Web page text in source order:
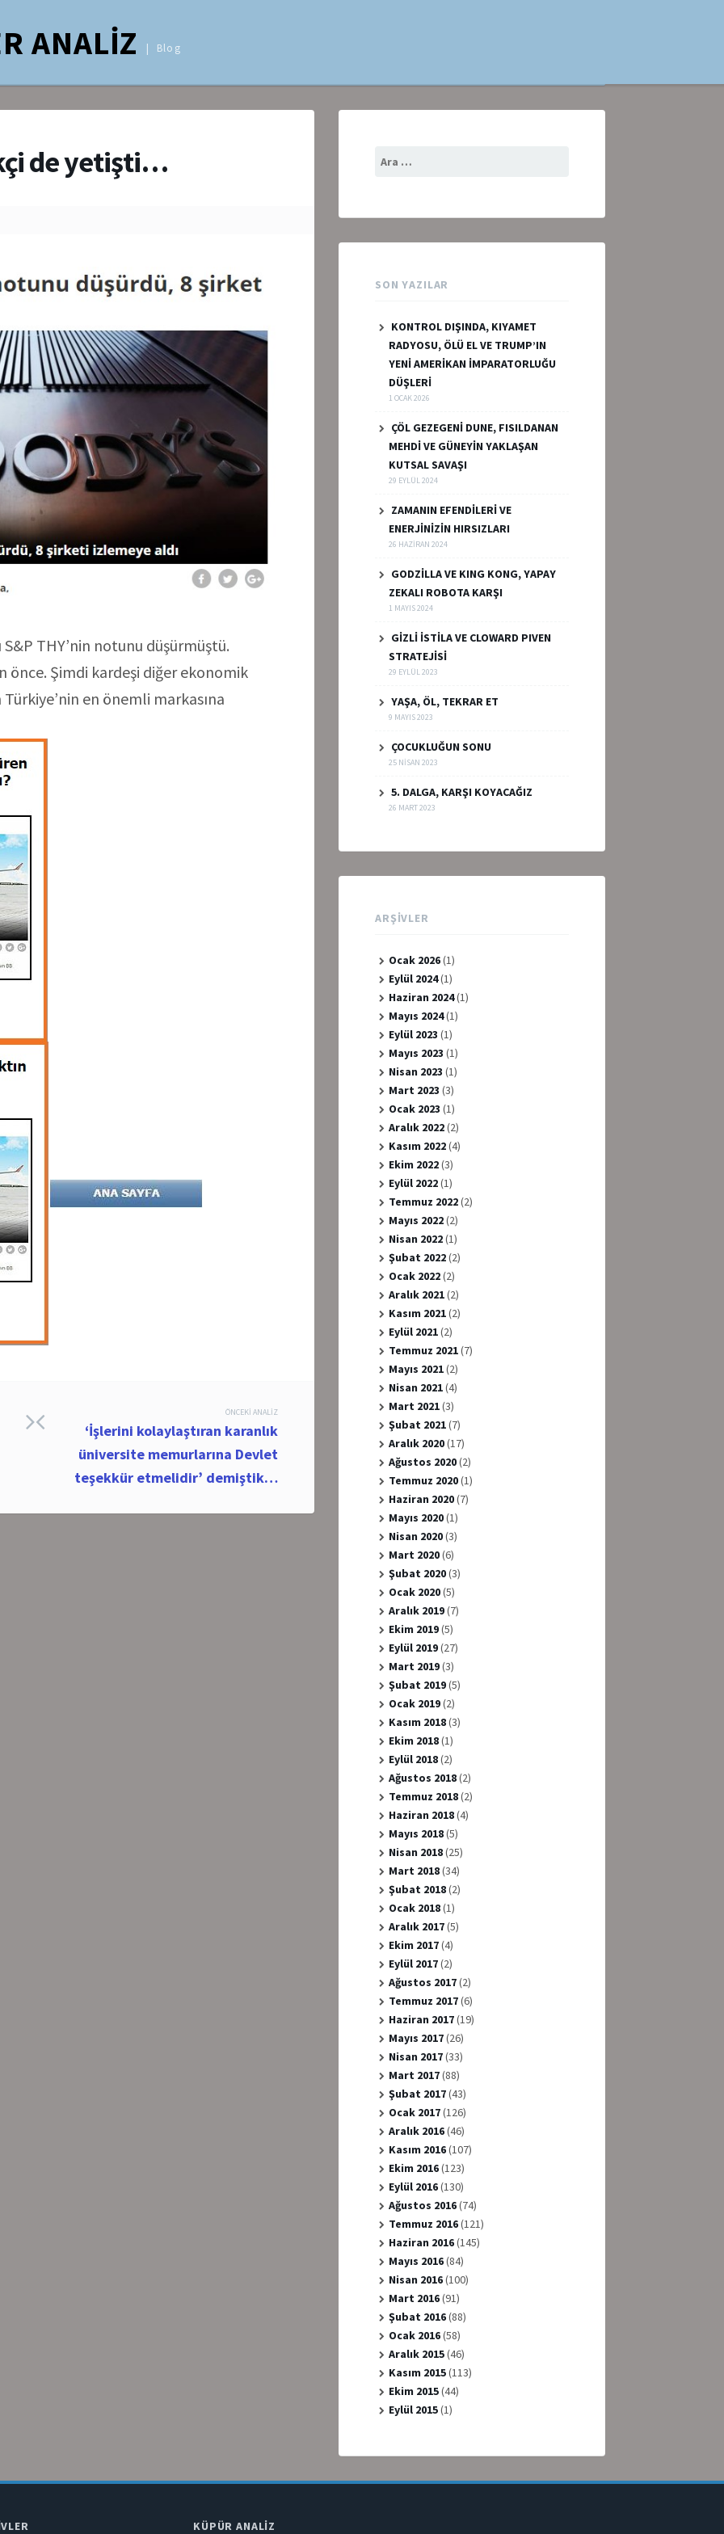
ANALİZ Blog
de yetişti…
THY’nin notunu düşürmüştü.
önce. Şimdi kardeşi diğer ekonomik
en önemli markasına
ÖNCEKI ANALIZ
‘İşlerini kolaylaştıran karanlık
üniversite memurlarına Devlet
teşekkür etmelidir’ demiştik…
SON YAZILAR
KONTROL DIŞINDA, KIYAMET
RADYOSU, ÖLÜ EL VE TRUMP’IN
YENİ AMERİKAN İMPARATORLUĞU
DÜŞLERİ
1 OCAK 2026
ÇÖL GEZEGENİ DUNE, FISILDANAN
MEHDİ VE GÜNEYİN YAKLAŞAN
KUTSAL SAVAŞI
29 EYLÜL 2024
ZAMANIN EFENDİLERİ VE
ENERJİNİZİN HIRSIZLARI
26 HAZIRAN 2024
GODZİLLA VE KING KONG, YAPAY
ZEKALI ROBOTA KARŞI
1 MAYIS 2024
GİZLİ İSTİLA VE CLOWARD PIVEN
STRATEJİSİ
29 EYLÜL 2023
YAŞA, ÖL, TEKRAR ET
9 MAYIS 2023
ÇOCUKLUĞUN SONU
25 NISAN 2023
5. DALGA, KARŞI KOYACAĞIZ
26 MART 2023
ARŞIVLER
Ocak 2026(1)
Eylül 2024(1)
Haziran 2024(1)
Mayıs 2024(1)
Eylül 2023 (1)
Mayıs 2023 (1)
Nisan 2023 (1)
Mart 2023 (3)
Ocak 2023 (1)
Aralık 2022(2)
Kasım 2022(4)
Ekim 2022(3)
Eylül 2022(1)
Temmuz 2022(2)
Mayıs 2022(2)
Nisan 2022(1)
Şubat 2022(2)
Ocak 2022(2)
Aralık 2021(2)
Kasım 2021(2)
Eylül 2021(2)
Temmuz 2021(7)
Mayıs 2021(2)
Nisan 2021(4)
Mart 2021(3)
Şubat 2021(7)
Aralık 2020(17)
Ağustos 2020(2)
Temmuz 2020(1)
Haziran 2020(7)
Mayıs 2020(1)
Nisan 2020(3)
Mart 2020(6)
Şubat 2020(3)
Ocak 2020(5)
Aralık 2019(7)
Ekim 2019(5)
Eylül 2019(27)
Mart 2019(3)
Şubat 2019(5)
Ocak 2019(2)
Kasım 2018(3)
Ekim 2018(1)
Eylül 2018(2)
Ağustos 2018(2)
Temmuz 2018(2)
Haziran 2018(4)
Mayıs 2018(5)
Nisan 2018(25)
Mart 2018(34)
Şubat 2018(2)
Ocak 2018(1)
Aralık 2017(5)
Ekim 2017(4)
Eylül 2017(2)
Ağustos 2017(2)
Temmuz 2017(6)
Haziran 2017(19)
Mayıs 2017(26)
Nisan 2017(33)
Mart 2017(88)
Şubat 2017(43)
Ocak 2017(126)
Aralık 2016(46)
Kasım 2016(107)
Ekim 2016(123)
Eylül 2016(130)
Ağustos 2016(74)
Temmuz 2016(121)
Haziran 2016(145)
Mayıs 2016(84)
Nisan 2016(100)
Mart 2016(91)
Şubat 2016(88)
Ocak 2016(58)
Aralık 2015(46)
Kasım 2015(113)
Ekim 2015(44)
Eylül 2015(1)
KÜPÜR ANALIZ